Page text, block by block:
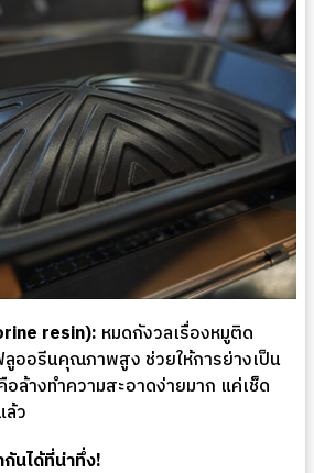
resin): หมดกังวลเรื่องหมูติด
ออรีนคุณภาพสูง ช่วยให้การย่างเป็น
ล้างทำความสะอาดง่ายมาก แค่เช็ด
ว
นได้ที่น่าทึ่ง!